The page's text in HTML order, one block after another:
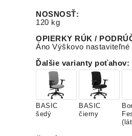
NOSNOSŤ:
120 kg
OPIERKY RÚK /
Áno Výškovo nastaviteľné
Ďalšie varianty poťahov:
BASIC
šedý
BASIC
čierny